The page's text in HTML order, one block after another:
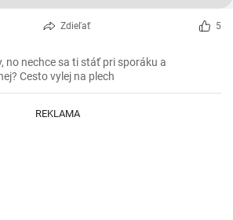
Zdieľať 5
no nechce sa ti stáť pri sporáku a
Cesto vylej na plech
REKLAMA